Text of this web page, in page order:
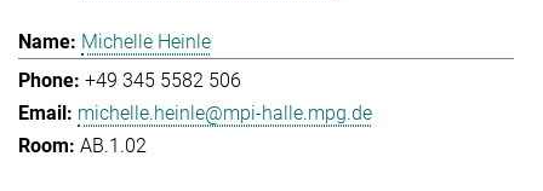
Michelle Heinle
+49 345 5582 506
michelle.heinle@mpi-halle.mpg.de
AB.1.02